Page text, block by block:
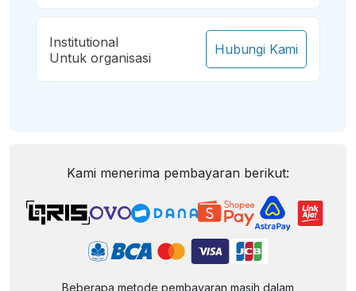
Institutional
Untuk organisasi
Hubungi Kami
Kami menerima pembayaran berikut:
Beberapa metode pembayaran masih dalam